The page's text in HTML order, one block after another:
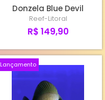
Donzela Blue Devil
Reef-Litoral
R$ 149,90
Lançamento